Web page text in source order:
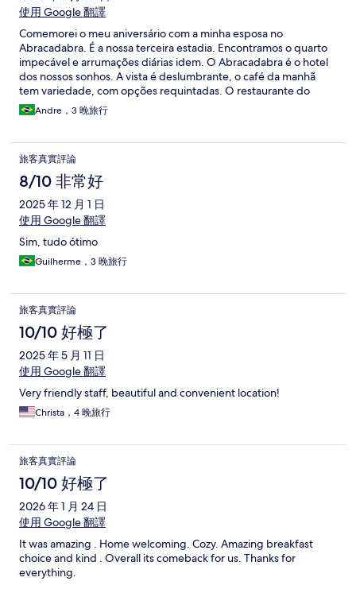
使用 Google 翻譯
Comemorei o meu aniversário com a minha esposa no
Abracadabra. É a nossa terceira estadia. Encontramos o quarto
impecável e arrumações diárias idem. O Abracadabra é o hotel
dos nossos sonhos. A vista é deslumbrante, o café da manhã
tem variedade, com opções requintadas. O restaurante do
hotel, Místico, é muito bom, poderia ser melhor se o cardápio
fosse renovado. A esquipe é muito solícita e profissional.
Andre，3 晚旅行
旅客真實評論
8/10 非常好
2025 年 12 月 1 日
使用 Google 翻譯
Sim, tudo ótimo
Guilherme，3 晚旅行
旅客真實評論
10/10 好極了
2025 年 5 月 11 日
使用 Google 翻譯
Very friendly staff, beautiful and convenient location!
Christa，4 晚旅行
旅客真實評論
10/10 好極了
2026 年 1 月 24 日
使用 Google 翻譯
It was amazing . Home welcoming. Cozy. Amazing breakfast
choice and kind . Overall its comeback for us. Thanks for
everything.